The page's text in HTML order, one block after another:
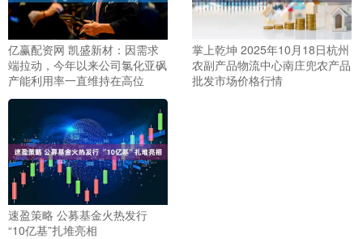
亿赢配资网 凯盛新材：因需求
端拉动，今年以来公司氯化亚砜
产能利用率一直维持在高位
掌上乾坤 2025年10月18日杭州
农副产品物流中心南庄兜农产品
批发市场价格行情
速盈策略 公募基金火热发行
“10亿基”扎堆亮相